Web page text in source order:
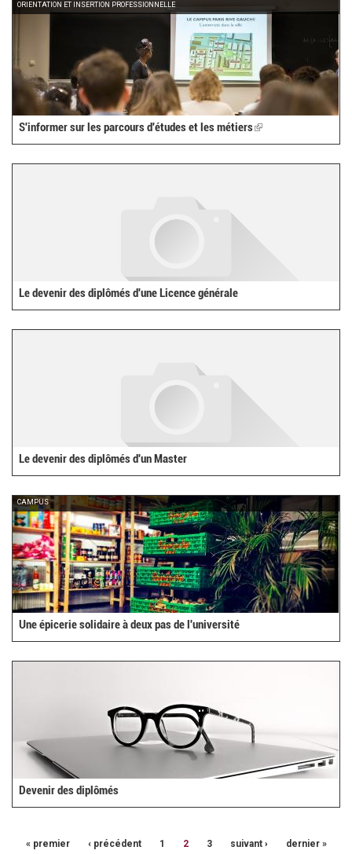
ORIENTATION ET INSERTION PROFESSIONNELLE
S'informer sur les parcours d'études et les métiers(link
Le devenir des diplômés d'une Licence générale
Le devenir des diplômés d'un Master
CAMPUS
Une épicerie solidaire à deux pas de l'université
Devenir des diplômés
« premier ‹ précédent 1 2 3 suivant › dernier »